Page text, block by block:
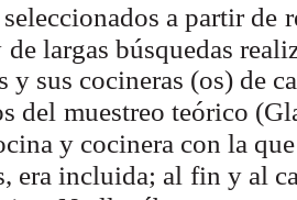
a partir de
de largas búsquedas
y sus cocineras (os) de
del muestreo teórico
y cocinera con la
era incluida; al fin y al